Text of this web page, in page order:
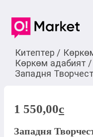
Китептер /
Көркөм адабият /
Западня
1 550,00c
Западня